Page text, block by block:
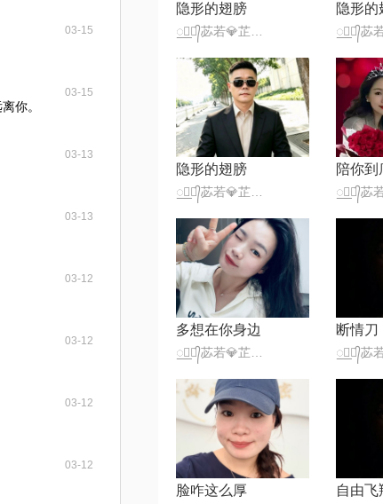
03-15
03-15
你。
03-13
03-13
03-12
03-12
03-12
03-12
隐形的翅膀 隐形的
隐形的翅膀 陪你到
多想在你身边
脸咋这么厚 自由飞